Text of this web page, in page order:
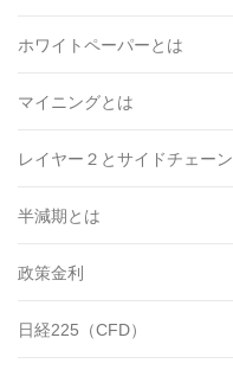
ホワイトペーパーとは
マイニングとは
レイヤー２とサイドチェーン
半減期とは
政策金利
日経225（CFD）